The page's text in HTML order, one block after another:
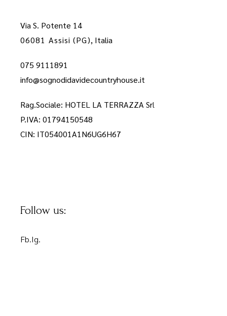
Via S. Potente 14
06081 Assisi (PG), Italia
075 9111891
info@sognodidavidecountryhouse.it
Rag.Sociale: HOTEL LA TERRAZZA Srl
P.IVA: 01794150548
CIN: IT054001A1N6UG6H67
Follow us:
Fb.Ig.